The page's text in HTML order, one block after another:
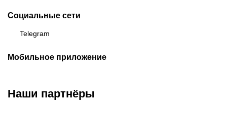
Социальные сети
Telegram
Мобильное приложение
Наши партнёры